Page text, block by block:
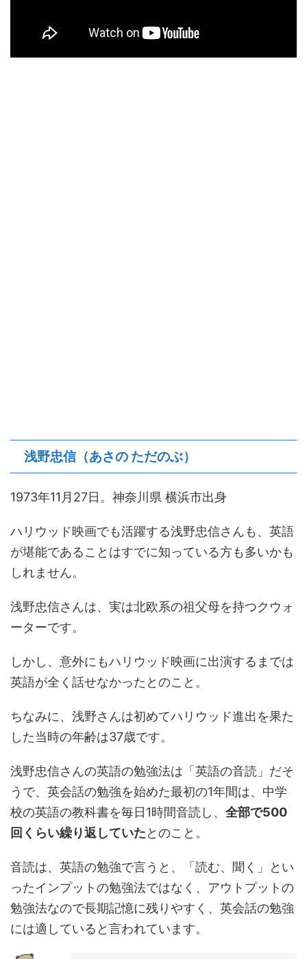
浅野忠信（あさの ただのぶ）
1973年11月27日。神奈川県 横浜市出身
ハリウッド映画でも活躍する浅野忠信さんも、英語
が堪能であることはすでに知っている方も多いかも
しれません。
浅野忠信さんは、実は北欧系の祖父母を持つクウォ
ーターです。
しかし、意外にもハリウッド映画に出演するまでは
英語が全く話せなかったとのこと。
ちなみに、浅野さんは初めてハリウッド進出を果た
した当時の年齢は37歳です。
浅野忠信さんの英語の勉強法は「英語の音読」だそ
うで、英会話の勉強を始めた最初の1年間は、中学
校の英語の教科書を毎日1時間音読し、 全部で500
回くらい繰り返していたとのこと。
音読は、英語の勉強で言うと、「読む、聞く」とい
ったインプットの勉強法ではなく、アウトプットの
勉強法なので長期記憶に残りやすく、英会話の勉強
には適していると言われています。